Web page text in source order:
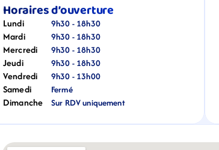
Horaires d’ouverture
Lundi 9h30 - 18h30
Mardi 9h30 - 18h30
Mercredi 9h30 - 18h30
Jeudi 9h30 - 18h30
Vendredi 9h30 - 13h00
Samedi Fermé
Dimanche Sur RDV uniquement